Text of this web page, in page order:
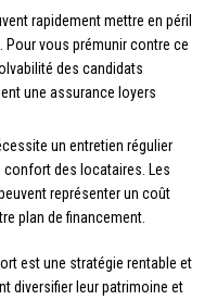
rapidement mettre en péril
Pour vous prémunir contre ce
des candidats
une assurance loyers
un entretien régulier
confort des locataires. Les
représenter un coût
plan de financement.
est une stratégie rentable et
diversifier leur patrimoine et